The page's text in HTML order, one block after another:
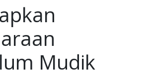
Mudik